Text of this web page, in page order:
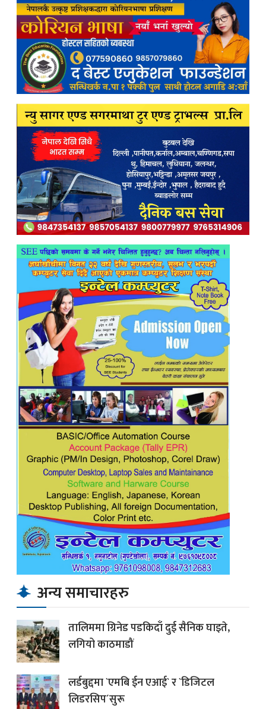
अन्य समाचारहरु
तालिममा ग्रिनेड पडकिदाँ दुई सैनिक घाइते,
लगियो काठमाडौं
लर्डबुद्दमा `एमबि ईन एआई` र `डिजिटल
लिडरसिप´सुरू